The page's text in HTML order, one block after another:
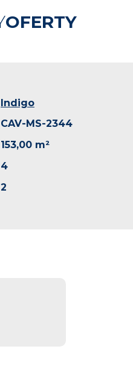
OFERTY
Indigo
CAV-MS-2344
153,00 m²
4
2